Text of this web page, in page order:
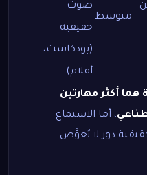
متوسط
صوت
حقيقية
(بودكاست،
أفلام)
هما أكثر مهارتين
، أما الاستماع
دور لا يُعوَّض.